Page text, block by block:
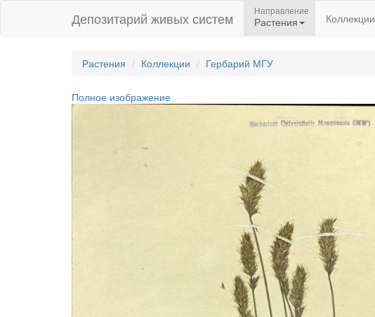
Депозитарий живых систем Направление
Растения Коллекции
Растения Коллекции Гербарий МГУ
Полное изображение